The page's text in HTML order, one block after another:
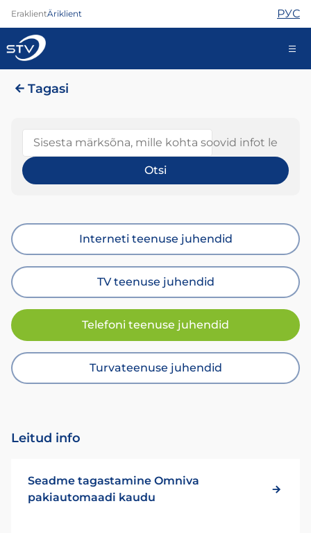
EraklientÄriklient РУС
688 0000
Internet
Turvateenused
Abi
Pood
Kontaktid
Uudised
Tagasi
Sisesta märksõna, mille kohta soovid infot leida
Interneti teenuse juhendid
TV teenuse juhendid
Telefoni teenuse juhendid
Turvateenuse juhendid
Leitud info
Seadme tagastamine Omniva
pakiautomaadi kaudu